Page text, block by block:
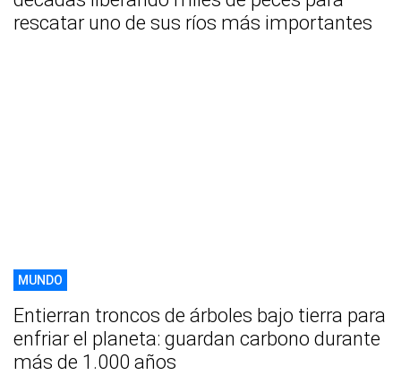
rescatar uno de sus ríos más importantes
MUNDO
Entierran troncos de árboles bajo tierra para
enfriar el planeta: guardan carbono durante
más de 1.000 años